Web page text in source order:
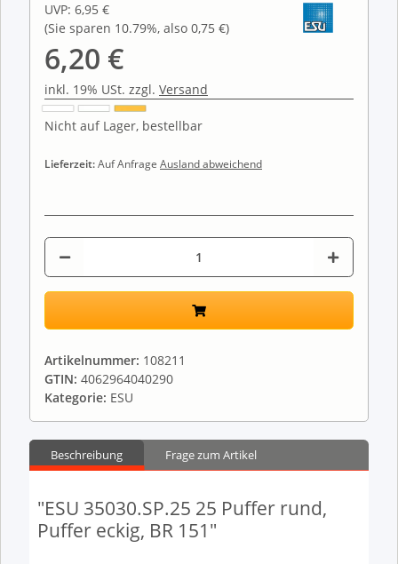
UVP: 6,95 €
(Sie sparen 10.79%, also 0,75 €)
6,20 €
inkl. 19% USt. zzgl. Versand
Nicht auf Lager, bestellbar
Lieferzeit:Auf Anfrage Ausland abweichend
Artikelnummer: 108211
GTIN: 4062964040290
Kategorie: ESU
Beschreibung Frage zum Artikel
"ESU 35030.SP.25 25 Puffer rund,
Puffer eckig, BR 151"